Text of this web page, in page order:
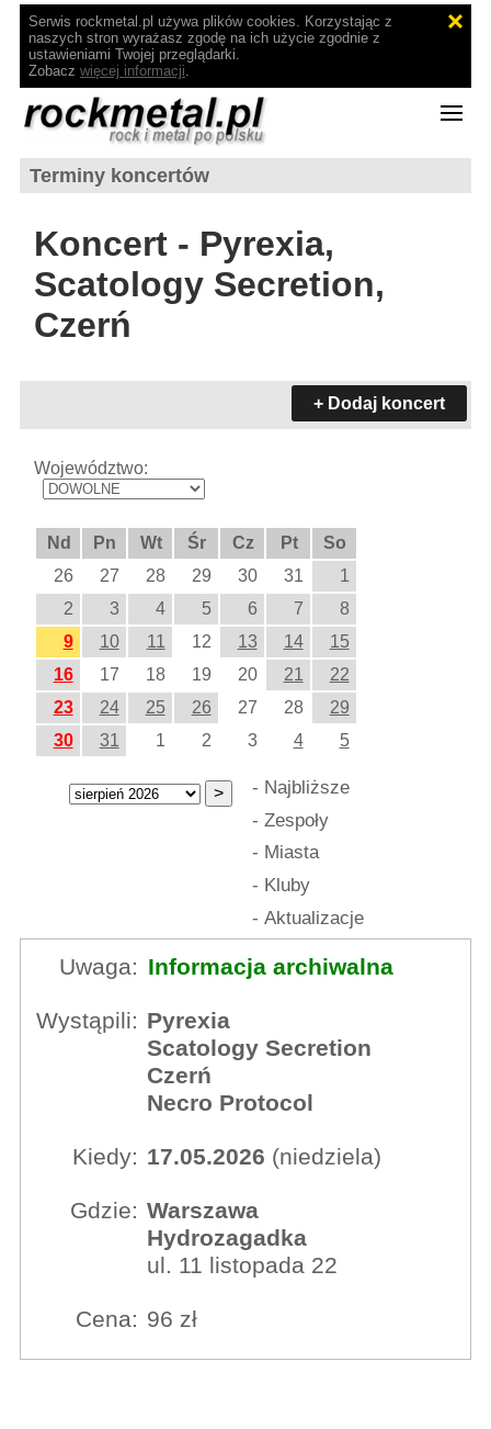
Serwis rockmetal.pl używa plików cookies. Korzystając z
naszych stron wyrażasz zgodę na ich użycie zgodnie z
ustawieniami Twojej przeglądarki.
Zobacz więcej informacji.
Terminy koncertów
Koncert - Pyrexia,
Scatology Secretion,
Czerń
+ Dodaj koncert
Województwo:
Nd Pn Wt Śr Cz Pt
So
26
27 28 29 30 31
1
2
3 4 5 6 7
8
9
10 11 12 13 14
15
16
17 18 19 20 21
22
23
24 25 26 27 28
29
30
31 1 2 3 4 5
- Najbliższe
- Zespoły
- Miasta
- Kluby
- Aktualizacje
Uwaga: Informacja archiwalna
Wystąpili: Pyrexia
Scatology Secretion
Czerń
Necro Protocol
Kiedy: 17.05.2026 (niedziela)
Gdzie: Warszawa
Hydrozagadka
ul. 11 listopada 22
Cena: 96 zł